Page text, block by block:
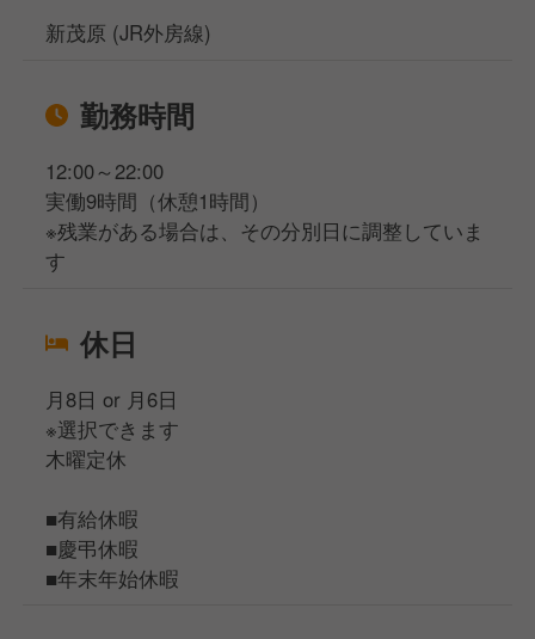
新茂原 (JR外房線)
勤務時間
12:00～22:00
実働9時間（休憩1時間）
※残業がある場合は、その分別日に調整していま
す
休日
月8日 or 月6日
※選択できます
木曜定休
■有給休暇
■慶弔休暇
■年末年始休暇